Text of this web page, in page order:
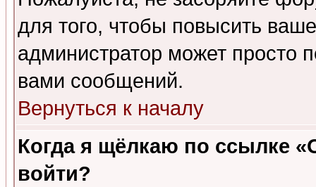
для того, чтобы повысить
администратор может просто
вами сообщений.
Вернуться к началу
Когда я щёлкаю по ссылке
войти?